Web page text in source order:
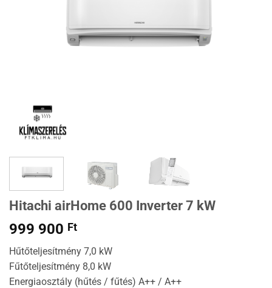
Hitachi airHome 600 Inverter 7 kW
999 900 Ft
Hűtőteljesítmény 7,0 kW
Fűtőteljesítmény 8,0 kW
Energiaosztály (hűtés / fűtés) A++ / A++